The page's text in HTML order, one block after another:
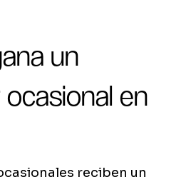
un
en
reciben un